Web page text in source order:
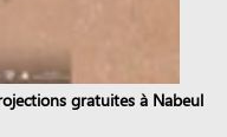
gratuites à Nabeul